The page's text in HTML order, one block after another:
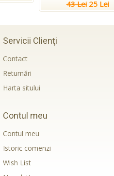
43 Lei 25 Lei
Servicii Clienţi
Contact
Returnări
Harta sitului
Contul meu
Contul meu
Istoric comenzi
Wish List